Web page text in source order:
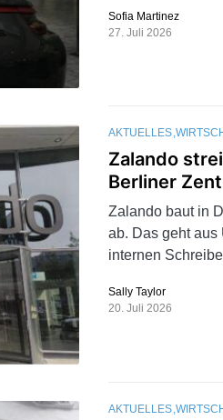
Sofia Martinez
27. Juli 2026
AKTUELLES
Zalando
Berliner
Zalando baut in
ab. Das geht
internen
Sally Taylor
20. Juli 2026
AKTUELLES